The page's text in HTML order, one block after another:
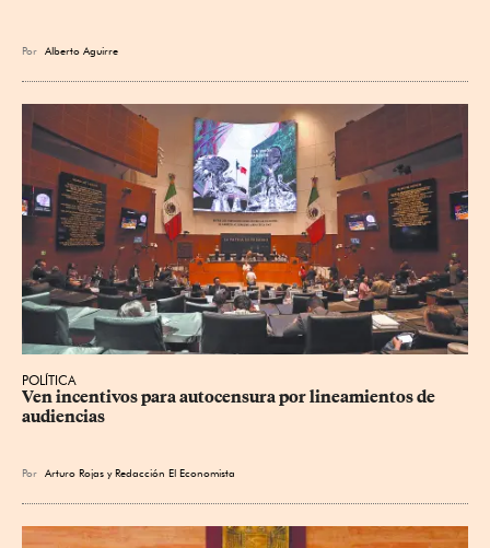
Por Alberto Aguirre
POLÍTICA
Ven incentivos para autocensura por lineamientos de
audiencias
Por Arturo Rojas yRedacción El Economista